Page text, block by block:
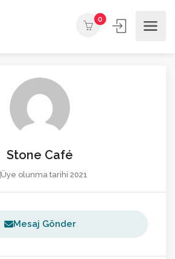
0
Stone Café
Üye olunma tarihi 2021
Mesaj Gönder